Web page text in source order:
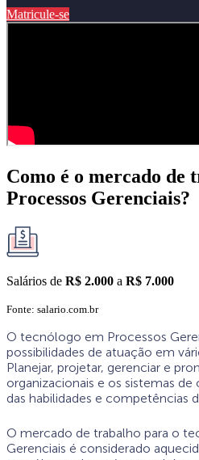
Matricule-se
Como é o mercado de
Processos Gerenciais?
Salários de R$ 2.000 a R$ 7.000
Fonte: salario.com.br
O tecnólogo em Processos
possibilidades de atuação em
Planejar, projetar, gerenciar e
organizacionais e os sistemas
das habilidades e competências
O mercado de trabalho para o
Gerenciais é considerado